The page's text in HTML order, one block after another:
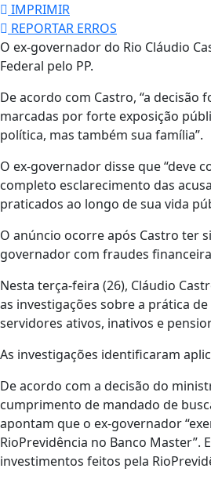
IMPRIMIR
REPORTAR ERROS
O ex-governador do Rio Cláudio
Federal pelo PP.
De acordo com Castro, “a
marcadas por forte exposição
política, mas também sua família”.
O ex-governador disse que “deve
completo esclarecimento das
praticados ao longo de sua vida
O anúncio ocorre após Castro ter
governador com fraudes
Nesta terça-feira (26), Cláudio
as investigações sobre a prática
servidores ativos, inativos e
As investigações identificaram
De acordo com a decisão do
cumprimento de mandado de
apontam que o ex-governador
RioPrevidência no Banco
investimentos feitos pela